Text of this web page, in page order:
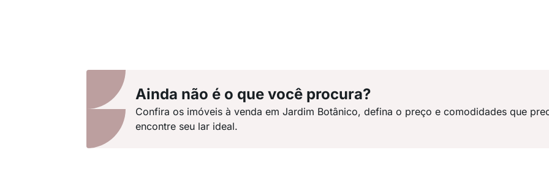
Ainda não é o que você procura?
Confira os imóveis à venda em Jardim Botânico, defina o preço e comodidades que
encontre seu lar ideal.